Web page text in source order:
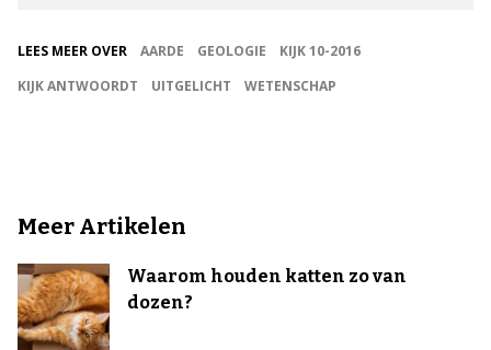
LEES MEER OVER AARDE GEOLOGIE
KIJK 10-2016
KIJK ANTWOORDT
UITGELICHT WETENSCHAP
Meer Artikelen
Waarom houden katten zo van
dozen?